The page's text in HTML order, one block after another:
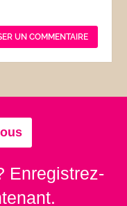
Enregistrez-